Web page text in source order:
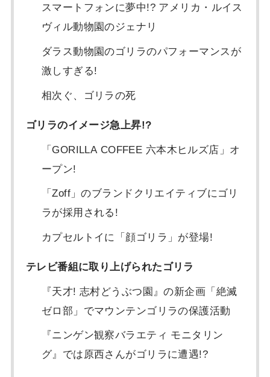
スマートフォンに夢中!? アメリカ・ルイス
ヴィル動物園のジェナリ
ダラス動物園のゴリラのパフォーマンスが
激しすぎる!
相次ぐ、ゴリラの死
ゴリラのイメージ急上昇!?
「GORILLA COFFEE 六本木ヒルズ店」オ
ープン!
「Zoff」のブランドクリエイティブにゴリ
ラが採用される!
カプセルトイに「顔ゴリラ」が登場!
テレビ番組に取り上げられたゴリラ
『天才! 志村どうぶつ園』の新企画「絶滅
ゼロ部」でマウンテンゴリラの保護活動
『ニンゲン観察バラエティ モニタリン
グ』では原西さんがゴリラに遭遇!?